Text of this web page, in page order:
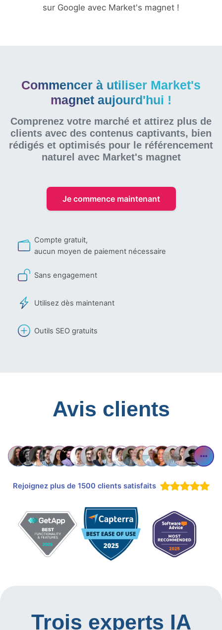
sur Google avec Market's magnet !
Commencer à utiliser Market's
magnet aujourd'hui !
Comprenez votre marché et attirez plus de
clients avec des contenus captivants, bien
rédigés et optimisés pour le référencement
naturel avec Market's magnet
Je commence maintenant
Compte gratuit,
aucun moyen de paiement nécessaire
Sans engagement
Utilisez dès maintenant
Outils SEO gratuits
Avis clients
Rejoignez plus de 1500 clients satisfaits
Trois experts IA